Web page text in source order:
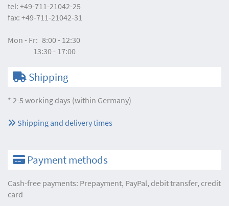
tel: +49-711-21042-25
fax: +49-711-21042-31
Mon - Fr: 8:00 - 12:30
13:30 - 17:00
Shipping
* 2-5 working days (within Germany)
Shipping and delivery times
Payment methods
Cash-free payments: Prepayment, PayPal, debit transfer, credit
card